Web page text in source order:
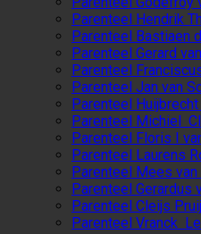
Parenteel Hendrik
Parenteel Bastiaen
Parenteel Gerard
Parenteel
Parenteel Jan van
Parenteel
Parenteel Michiel
Parenteel Floris I
Parenteel Laurens
Parenteel Mees van
Parenteel Gerardus
Parenteel Cleijs
Parenteel Vranck